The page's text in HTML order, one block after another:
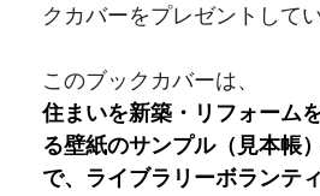
クカバーをプレゼントして
このブックカバーは、
住まいを新築・リフォーム
る壁紙のサンプル（見本帳）
で、 ライブラリーボランテ